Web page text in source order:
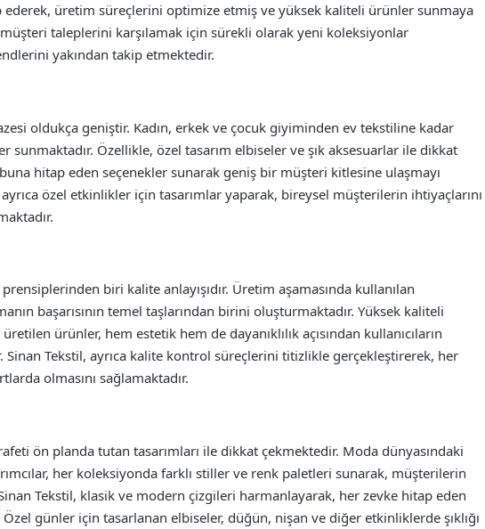
üretim süreçlerini optimize etmiş ve yüksek kaliteli ürünler sunmaya
müşteri taleplerini karşılamak için sürekli olarak yeni koleksiyonlar
yakından takip etmektedir.
oldukça geniştir. Kadın, erkek ve çocuk giyiminden ev tekstiline kadar
sunmaktadır. Özellikle, özel tasarım elbiseler ve şık aksesuarlar ile dikkat
hitap eden seçenekler sunarak geniş bir müşteri kitlesine ulaşmayı
ayrıca özel etkinlikler için tasarımlar yaparak, bireysel müşterilerin ihtiyaçlarını
biri kalite anlayışıdır. Üretim aşamasında kullanılan
başarısının temel taşlarından birini oluşturmaktadır. Yüksek kaliteli
ürünler, hem estetik hem de dayanıklılık açısından kullanıcıların
Sinan Tekstil, ayrıca kalite kontrol süreçlerini titizlikle gerçekleştirerek, her
olmasını sağlamaktadır.
ön planda tutan tasarımları ile dikkat çekmektedir. Moda dünyasındaki
her koleksiyonda farklı stiller ve renk paletleri sunarak, müşterilerin
Tekstil, klasik ve modern çizgileri harmanlayarak, her zevke hitap eden
günler için tasarlanan elbiseler, düğün, nişan ve diğer etkinliklerde şıklığı